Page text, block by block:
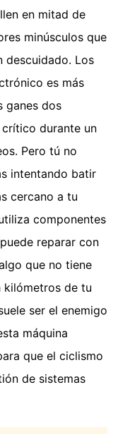
en mitad de
minúsculos que
descuidado. Los
es más
ganes dos
durante un
Pero tú no
intentando batir
cercano a tu
componentes
reparar con
que no tiene
kilómetros de tu
ser el enemigo
máquina
que el ciclismo
de sistemas